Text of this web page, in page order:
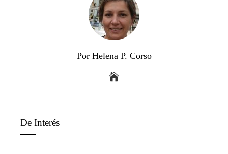
Por Helena P. Corso
De Interés